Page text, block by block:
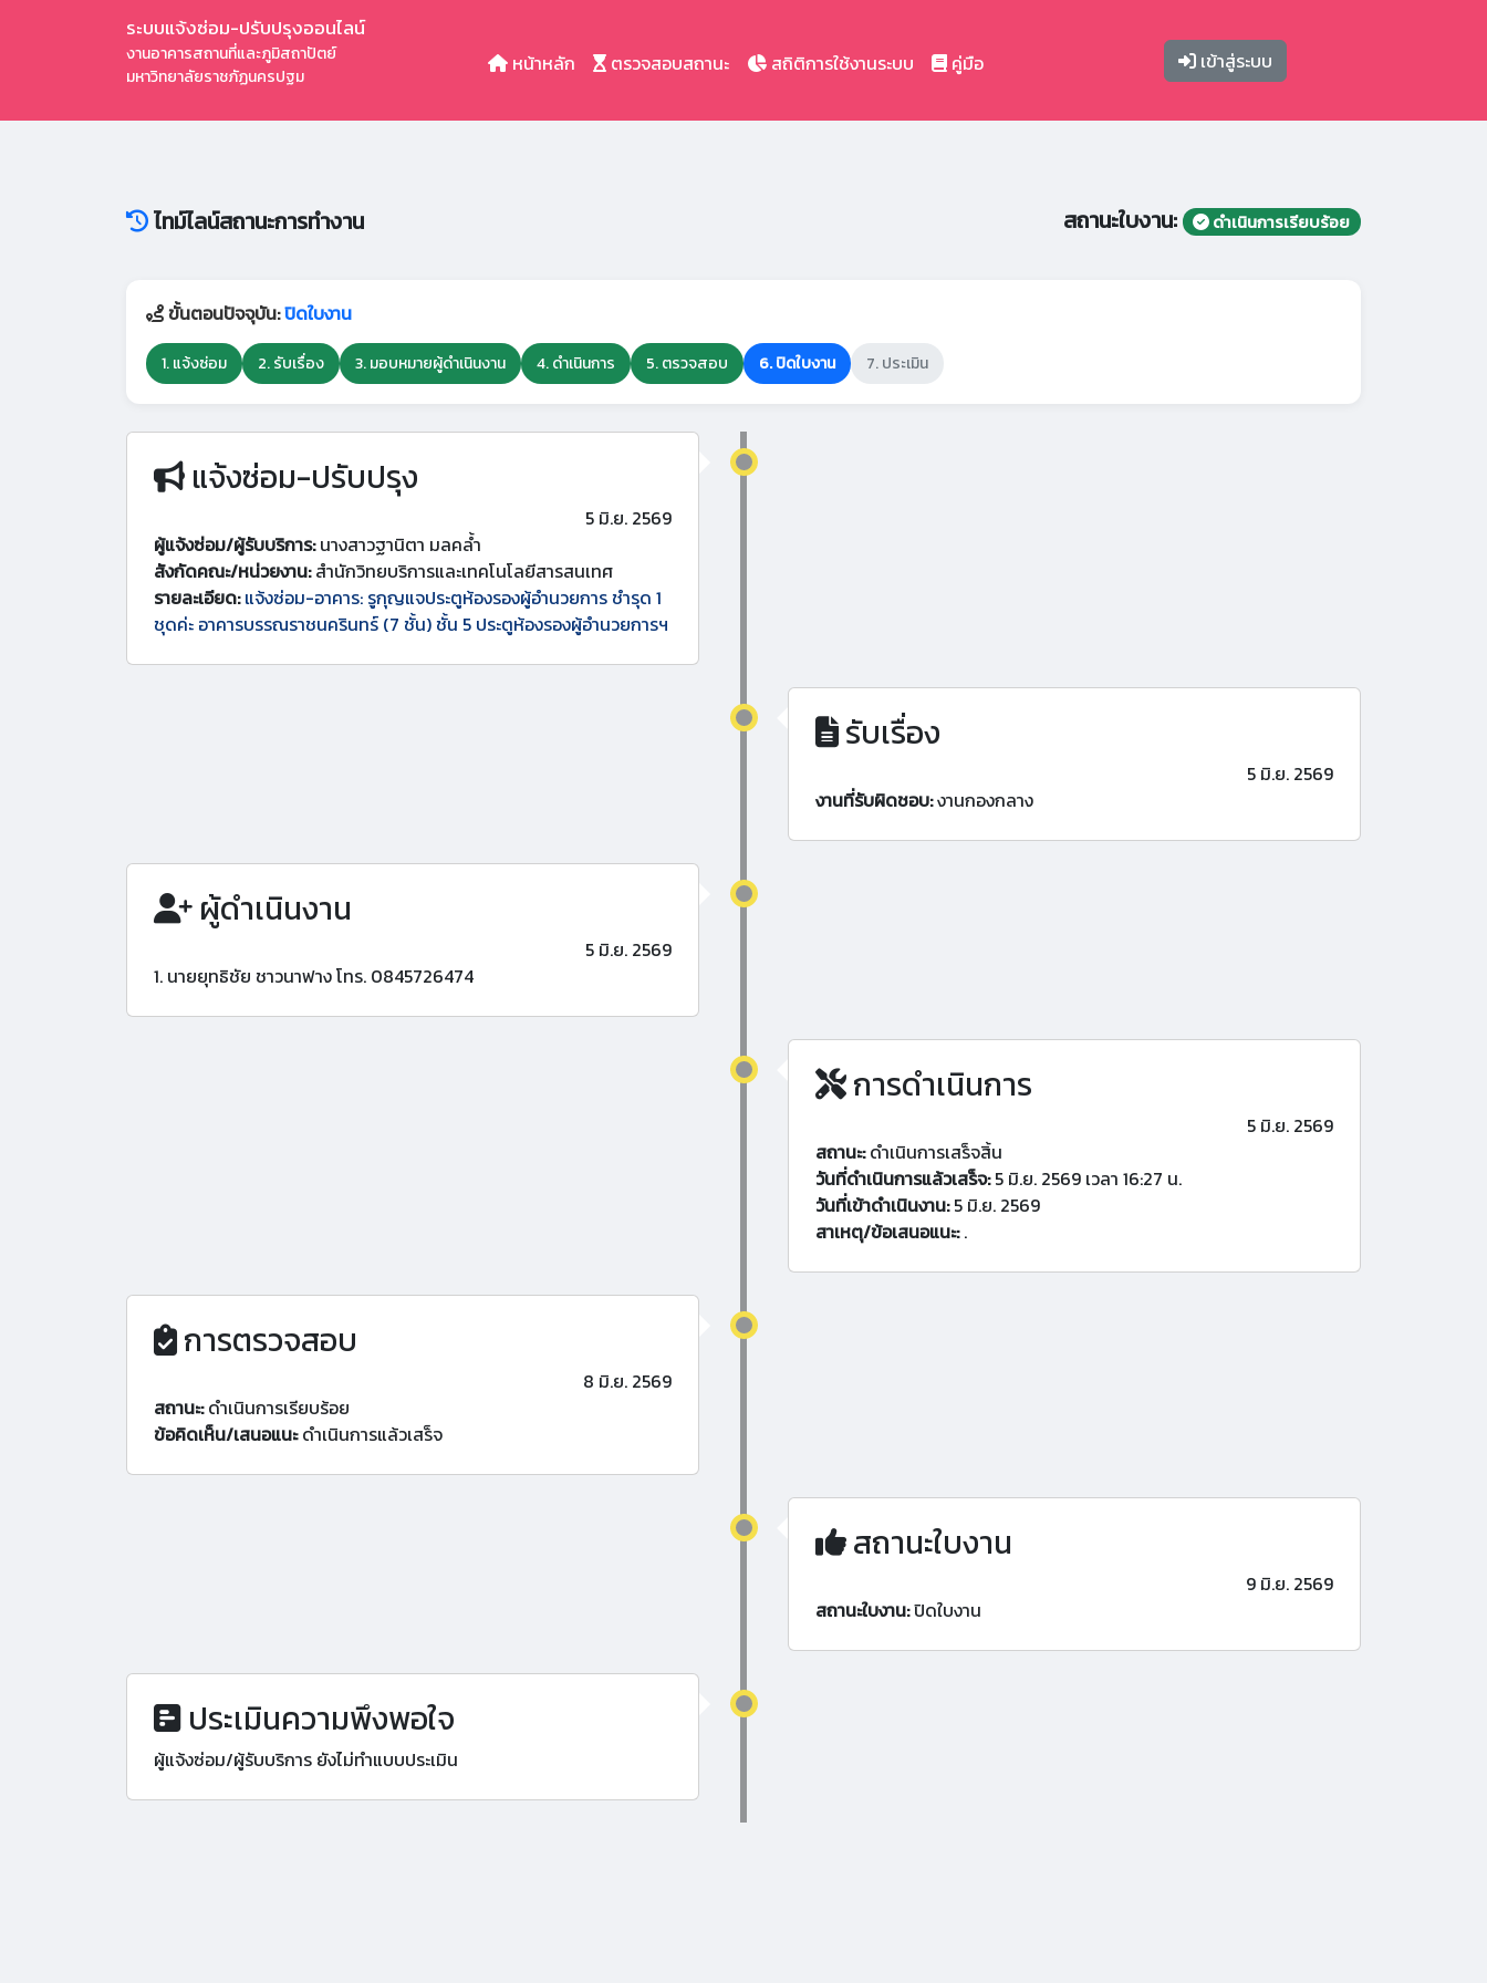
ระบบแจ้งซ่อม-ปรับปรุงออนไลน์
งานอาคารสถานที่และภูมิสถาปัตย์
มหาวิทยาลัยราชภัฏนครปฐม
หน้าหลัก ตรวจสอบสถานะ สถิติการใช้งานระบบ คู่มือ เข้าสู่ระบบ
ไทม์ไลน์สถานะการทำงาน สถานะใบงาน: ดำเนินการเรียบร้อย
ขั้นตอนปัจจุบัน:ปิดใบงาน
1. แจ้งซ่อม 2. รับเรื่อง 3. มอบหมายผู้ดำเนินงาน 4. ดำเนินการ 5. ตรวจสอบ 6. ปิดใบงาน 7. ประเมิน
แจ้งซ่อม-ปรับปรุง
5 มิ.ย. 2569
ผู้แจ้งซ่อม/ผู้รับบริการ:นางสาวฐานิตา มลคล้ำ
สังกัดคณะ/หน่วยงาน:สำนักวิทยบริการและเทคโนโลยีสารสนเทศ
รายละเอียด: แจ้งซ่อม-อาคาร: รูกุญแจประตูห้องรองผู้อำนวยการ ชำรุด 1
ชุดค่ะ อาคารบรรณราชนครินทร์ (7 ชั้น) ชั้น 5 ประตูห้องรองผู้อำนวยการฯ
รับเรื่อง
5 มิ.ย. 2569
งานที่รับผิดชอบ:งานกองกลาง
ผู้ดำเนินงาน
5 มิ.ย. 2569
1. นายยุทธิชัย ชาวนาฟาง โทร. 0845726474
การดำเนินการ
5 มิ.ย. 2569
สถานะ:ดำเนินการเสร็จสิ้น
วันที่ดำเนินการแล้วเสร็จ:5 มิ.ย. 2569 เวลา 16:27 น.
วันที่เข้าดำเนินงาน:5 มิ.ย. 2569
สาเหตุ/ข้อเสนอแนะ:.
การตรวจสอบ
8 มิ.ย. 2569
สถานะ:ดำเนินการเรียบร้อย
ข้อคิดเห็น/เสนอแนะดำเนินการแล้วเสร็จ
สถานะใบงาน
9 มิ.ย. 2569
สถานะใบงาน:ปิดใบงาน
ประเมินความพึงพอใจ
ผู้แจ้งซ่อม/ผู้รับบริการ ยังไม่ทำแบบประเมิน